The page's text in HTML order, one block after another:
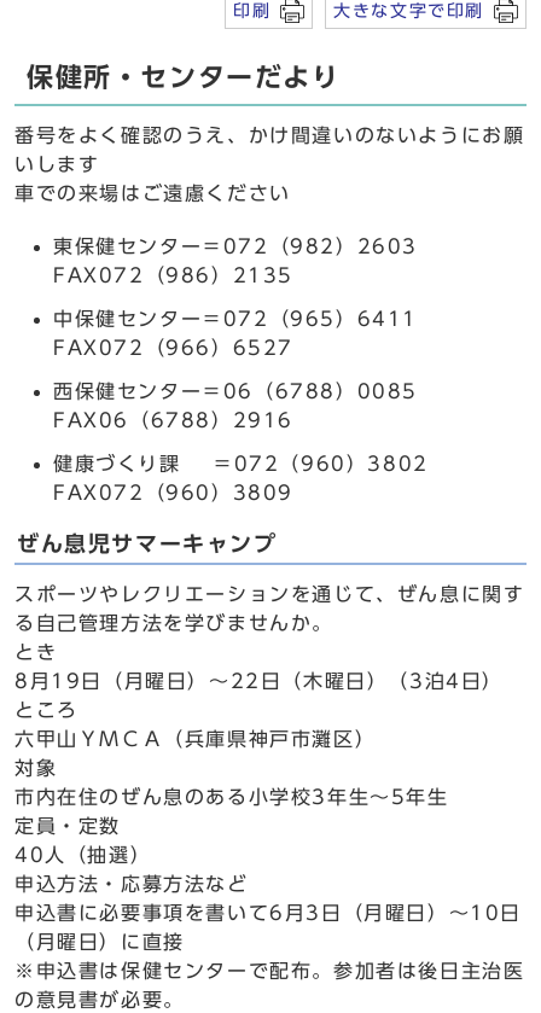
印刷 大きな文字で印刷
保健所・センターだより
番号をよく確認のうえ、かけ間違いのないようにお願
いします
車での来場はご遠慮ください
東保健センター＝072（982）2603
FAX072（986）2135
中保健センター＝072（965）6411
FAX072（966）6527
西保健センター＝06（6788）0085
FAX06（6788）2916
健康づくり課 ＝072（960）3802
FAX072（960）3809
ぜん息児サマーキャンプ
スポーツやレクリエーションを通じて、ぜん息に関す
る自己管理方法を学びませんか。
とき
8月19日（月曜日）～22日（木曜日）（3泊4日）
ところ
六甲山ＹＭＣＡ（兵庫県神戸市灘区）
対象
市内在住のぜん息のある小学校3年生～5年生
定員・定数
40人（抽選）
申込方法・応募方法など
申込書に必要事項を書いて6月3日（月曜日）～10日
（月曜日）に直接
※申込書は保健センターで配布。参加者は後日主治医
の意見書が必要。